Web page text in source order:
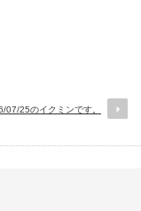
07/25のイクミンです。